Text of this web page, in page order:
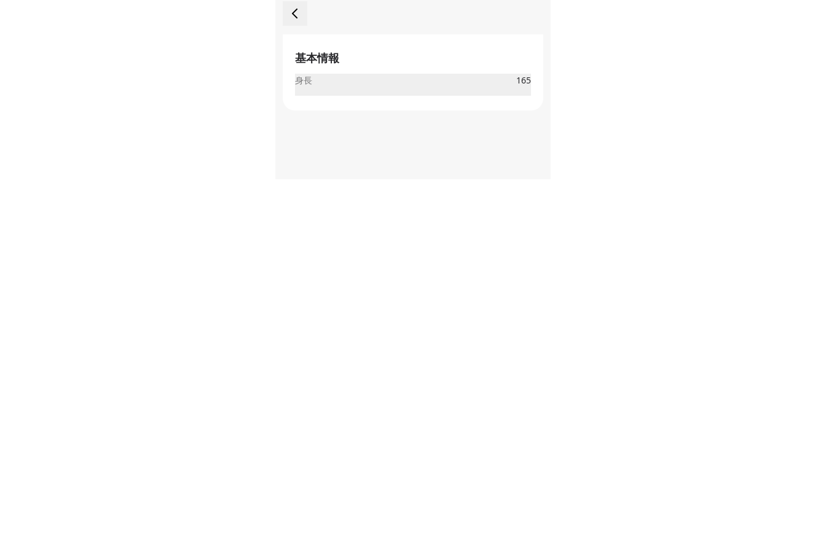
基本情報
身長 165